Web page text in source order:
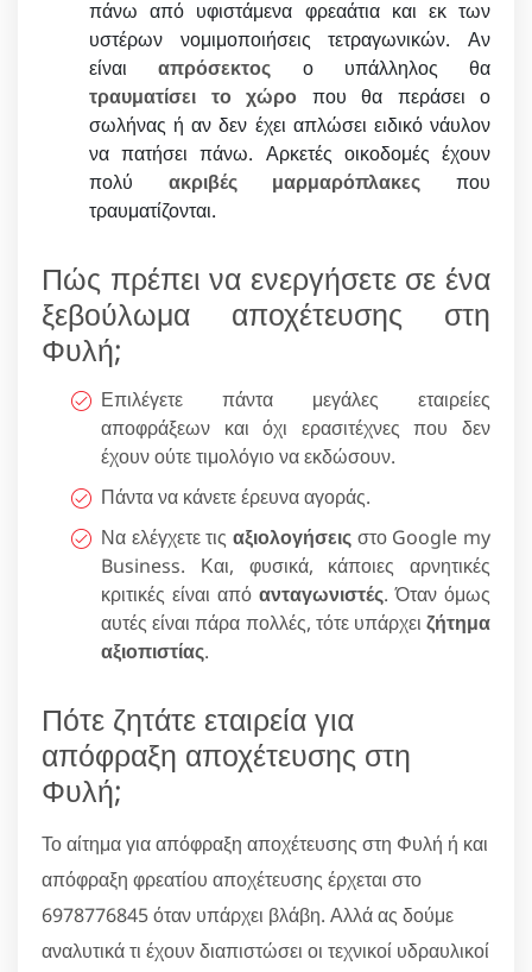
πάνω από υφιστάμενα φρεαάτια και εκ των
υστέρων νομιμοποιήσεις τετραγωνικών. Αν
είναιαπρόσεκτος ο υπάλληλος θα
τραυματίσει το χώρο που θα περάσει ο
σωλήνας ή αν δεν έχει απλώσει ειδικό νάυλον
να πατήσει πάνω. Αρκετές οικοδομές έχουν
πολύ ακριβές μαρμαρόπλακες που
τραυματίζονται.
Πώς πρέπει να ενεργήσετε σε ένα
ξεβούλωμα αποχέτευσης στη
Φυλή;
Επιλέγετε πάντα μεγάλες εταιρείες
αποφράξεων και όχι ερασιτέχνες που δεν
έχουν ούτε τιμολόγιο να εκδώσουν.
Πάντα να κάνετε έρευνα αγοράς.
Να ελέγχετε τις αξιολογήσεις στο Google my
Business. Και, φυσικά, κάποιες αρνητικές
κριτικές είναι από ανταγωνιστές. Όταν όμως
αυτές είναι πάρα πολλές, τότε υπάρχει ζήτημα
αξιοπιστίας.
Πότε ζητάτε εταιρεία για
απόφραξη αποχέτευσης στη
Φυλή;
Το αίτημα για απόφραξη αποχέτευσης στη Φυλή ή και
απόφραξη φρεατίου αποχέτευσης έρχεται στο
6978776845 όταν υπάρχει βλάβη. Αλλά ας δούμε
αναλυτικά τι έχουν διαπιστώσει οι τεχνικοί υδραυλικοί